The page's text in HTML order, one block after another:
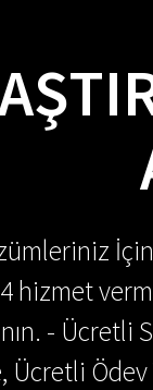
hizmet
- Ücretli
Ücretli Ödev